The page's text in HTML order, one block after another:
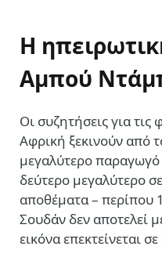
Η
Αμπού
Οι συζητήσεις για
Αφρική ξεκινούν από
μεγαλύτερο
δεύτερο μεγαλύτερο
αποθέματα – περίπου
Σουδάν δεν αποτελεί
εικόνα επεκτείνεται